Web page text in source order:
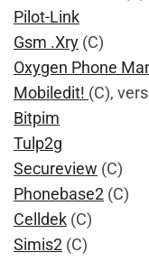
Pilot-Link
Gsm .Xry (C)
Oxygen Phone
Mobiledit! (C),
Bitpim
Tulp2g
Secureview (C)
Phonebase2 (C)
Celldek (C)
Simis2 (C)